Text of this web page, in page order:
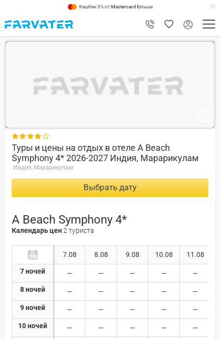
Кэшбек 3% отMastercard Більше

Туры и цены на отдых в отеле A Beach
Symphony 4* 2026-2027 Индия, Марарикулам
Индия, Марарикулам
Выбрать дату
A Beach Symphony 4*
Календарь цен2 туриста
7 ночей
8 ночей
9 ночей
10 ночей
7.08 8.08 9.08 10.08 11.08